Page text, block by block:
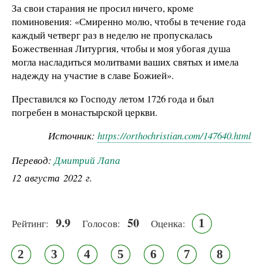
За свои старания не просил ничего, кроме
поминовения: «Смиренно молю, чтобы в течение года
каждый четверг раз в неделю не пропускалась
Божественная Литургия, чтобы и моя убогая душа
могла насладиться молитвами ваших святых и имела
надежду на участие в славе Божией».
Преставился ко Господу летом 1726 года и был
погребен в монастырской церкви.
Источник: https://orthochristian.com/147640.html
Перевод:Дмитрий Лапа
12 августа 2022 г.
Рейтинг: 9.9 Голосов: 50 Оценка: 1
2 3 4 5 6 7 8